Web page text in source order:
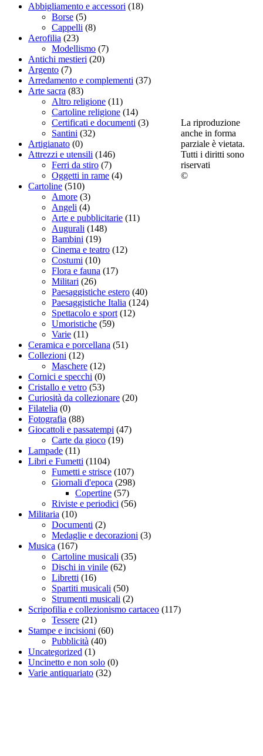
Abbigliamento e accessori (18)
Borse (5)
Cappelli (8)
Aerofilia (23)
Modellismo (7)
Antichi mestieri (20)
Argento (7)
Arredamento e complementi (37)
Arte sacra (83)
Altro religione (11)
Cartoline religione (14)
Certificati e documenti (3)
Santini (32)
Artigianato (0)
Attrezzi e utensili (146)
Ferri da stiro (7)
Oggetti in rame (4)
Cartoline (510)
Amore (3)
Angeli (4)
Arte e pubblicitarie (11)
Augurali (148)
Bambini (19)
Cinema e teatro (12)
Costumi (10)
Flora e fauna (17)
Militari (26)
Paesaggistiche estero (40)
Paesaggistiche Italia (124)
Spettacolo e sport (12)
Umoristiche (59)
Varie (11)
Ceramica e porcellana (51)
Collezioni (12)
Maschere (12)
Cornici e specchi (0)
Cristallo e vetro (53)
Curiosità da collezionare (20)
Filatelia (0)
Fotografia (88)
Giocattoli e passatempi (47)
Carte da gioco (19)
Lampade (11)
Libri e Fumetti (1104)
Fumetti e strisce (107)
Giornali d'epoca (298)
Copertine (57)
Riviste e periodici (56)
Militaria (10)
Documenti (2)
Medaglie e decorazioni (3)
Musica (167)
Cartoline musicali (35)
Dischi in vinile (62)
Libretti (16)
Spartiti musicali (50)
Strumenti musicali (2)
Scripofilia e collezionismo cartaceo (117)
Tessere (21)
Stampe e incisioni (60)
Pubblicità (40)
Uncategorized (1)
Uncinetto e non solo (0)
Varie antiquariato (32)
La riproduzione
anche in forma
parziale è vietata.
Tutti i diritti sono
riservati
©